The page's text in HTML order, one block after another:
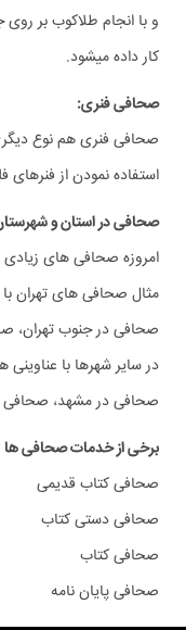
و با انجام طلاکوب بر
کار داده میشود.
صحافی فنری:
صحافی فنری هم نوع
استفاده نمودن از فنرهای
صحافی در استان و
امروزه صحافی های زیادی
مثال صحافی های تهران
صحافی در جنوب تهران،
در سایر شهرها با
صحافی در مشهد، صحافی
برخی از خدمات صحافی ها
صحافی کتاب قدیمی
صحافی دستی کتاب
صحافی کتاب
صحافی پایان نامه